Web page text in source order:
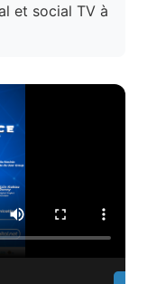
et social TV à